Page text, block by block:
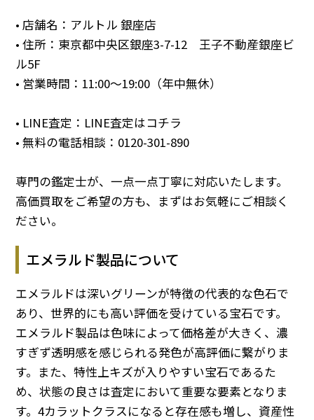
• 店舗名：アルトル 銀座店
• 住所：東京都中央区銀座3-7-12 王子不動産銀座ビ
ル5F
• 営業時間：11:00～19:00（年中無休）
• LINE査定： LINE査定はコチラ
• 無料の電話相談： 0120-301-890
専門の鑑定士が、一点一点丁寧に対応いたします。
高価買取をご希望の方も、まずはお気軽にご相談く
ださい。
エメラルド製品について
エメラルドは深いグリーンが特徴の代表的な色石で
あり、世界的にも高い評価を受けている宝石です。
エメラルド製品は色味によって価格差が大きく、濃
すぎず透明感を感じられる発色が高評価に繋がりま
す。また、特性上キズが入りやすい宝石であるた
め、状態の良さは査定において重要な要素となりま
す。4カラットクラスになると存在感も増し、資産性